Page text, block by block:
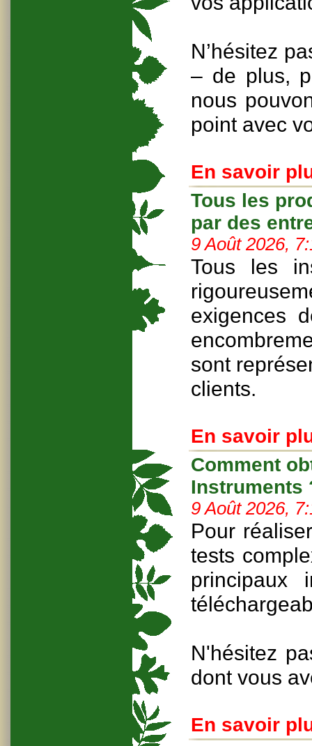
N’hésitez
– de plus,
nous
point avec
En savoir
Tous les
par des
9 Août 2026,
Tous les
exigences
sont
clients.
En savoir
Comment
Instruments
9 Août 2026,
Pour
tests
principaux
N'hésitez
dont vous
En savoir